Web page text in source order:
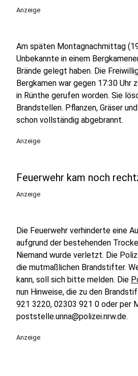
Anzeige
Am späten Montagnachmittag
Unbekannte in einem
Brände gelegt haben. Die
Bergkamen war gegen 17:30 Uhr
in Rünthe gerufen worden. Sie
Brandstellen. Pflanzen, Gräser
schon vollständig abgebrannt.
Anzeige
Feuerwehr kam noch
Anzeige
Die Feuerwehr verhinderte eine
aufgrund der bestehenden
Niemand wurde verletzt. Die
die mutmaßlichen Brandstifter.
kann, soll sich bitte melden. Die
nun Hinweise, die zu den
921 3220, 02303 921 0 oder per
poststelle.unna@polizei.nrw.de.
Anzeige